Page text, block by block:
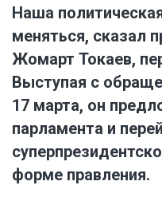
Наша
меняться, сказал
Жомарт Токаев,
Выступая с
17 марта, он
парламента и
форме правления.